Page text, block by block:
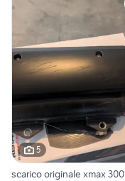
5
scarico originale xmax 300